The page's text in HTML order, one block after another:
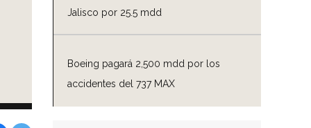
Jalisco por 25.5 mdd
Boeing pagará 2,500 mdd por los
accidentes del 737 MAX